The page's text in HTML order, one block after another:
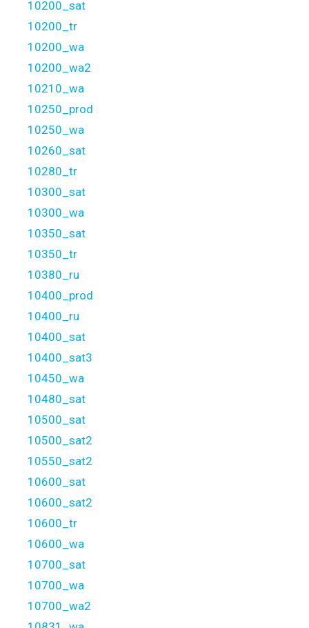
10200_sat
10200_tr
10200_wa
10200_wa2
10210_wa
10250_prod
10250_wa
10260_sat
10280_tr
10300_sat
10300_wa
10350_sat
10350_tr
10380_ru
10400_prod
10400_ru
10400_sat
10400_sat3
10450_wa
10480_sat
10500_sat
10500_sat2
10550_sat2
10600_sat
10600_sat2
10600_tr
10600_wa
10700_sat
10700_wa
10700_wa2